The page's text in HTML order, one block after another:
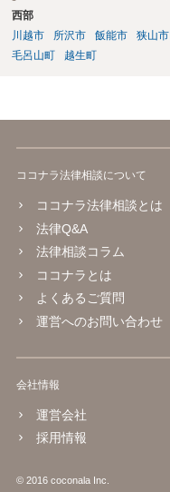
西部
川越市
所沢市 飯能市 狭山市
毛呂山町
越生町
ココナラ法律相談について
ココナラ法律相談とは
法律Q&A
法律相談コラム
ココナラとは
よくあるご質問
運営へのお問い合わせ
会社情報
運営会社
採用情報
© 2016 coconala Inc.